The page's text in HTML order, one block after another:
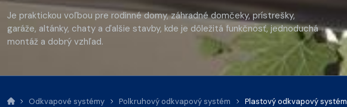
Je praktickou voľbou pre rodinné domy, záhradné domčeky, prístrešky,
garáže, altánky, chaty a ďalšie stavby, kde je dôležitá funkčnosť, jednoduchá
montáž a dobrý vzhľad.
Odkvapové systémy Polkruhový odkvapový systém Plastový odkvapový systém